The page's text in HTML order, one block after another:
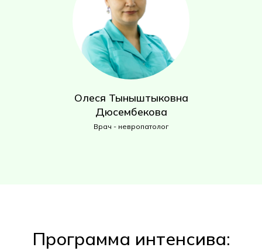
Олеся Тыныштыковна
Дюсембекова
Врач - невропатолог
Программа интенсива: